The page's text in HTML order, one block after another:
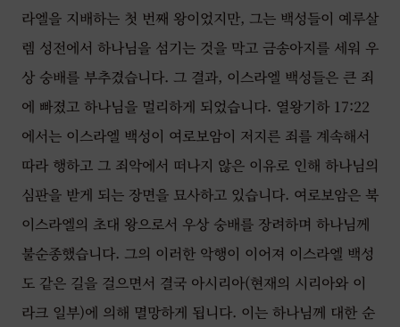
라엘을 지배하는 첫 번째 왕이었지만, 그는 백성들이 예루살
렘 성전에서 하나님을 섬기는 것을 막고 금송아지를 세워 우
상 숭배를 부추겼습니다. 그 결과, 이스라엘 백성들은 큰 죄
에 빠졌고 하나님을 멀리하게 되었습니다. 열왕기하 17:22
에서는 이스라엘 백성이 여로보암이 저지른 죄를 계속해서
따라 행하고 그 죄악에서 떠나지 않은 이유로 인해 하나님의
심판을 받게 되는 장면을 묘사하고 있습니다. 여로보암은 북
이스라엘의 초대 왕으로서 우상 숭배를 장려하며 하나님께
불순종했습니다. 그의 이러한 악행이 이어져 이스라엘 백성
도 같은 길을 걸으면서 결국 아시리아(현재의 시리아와 이
라크 일부)에 의해 멸망하게 됩니다. 이는 하나님께 대한 순